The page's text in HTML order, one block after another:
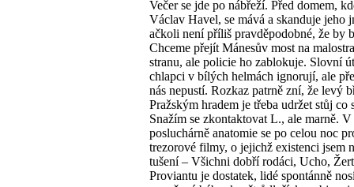
Večer se jde po nábřeží. Před domem,
Václav Havel, se mává a skanduje jeho
ačkoli není příliš pravděpodobné, že by
Chceme přejít Mánesův most na
stranu, ale policie ho zablokuje. Slovní
chlapci v bílých helmách ignorují, ale
nás nepustí. Rozkaz patrně zní, že levý
Pražským hradem je třeba udržet stůj co
Snažím se zkontaktovat L., ale marně. V
posluchárně anatomie se po celou noc
trezorové filmy, o jejichž existenci jsem
tušení – Všichni dobří rodáci, Ucho,
Proviantu je dostatek, lidé spontánně